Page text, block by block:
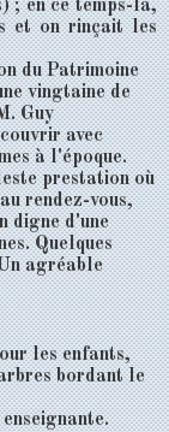
; en ce temps-là,
et on rinçait les
du Patrimoine
vingtaine de
Guy
avec
à l'époque.
prestation où
rendez-vous,
digne d'une
Quelques
agréable
les enfants,
bordant le